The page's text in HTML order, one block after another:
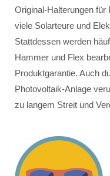
Original-Halterungen für
viele Solarteure und
Stattdessen werden
Hammer und Flex
Produktgarantie. Auch
Photovoltaik-Anlage
zu langem Streit und